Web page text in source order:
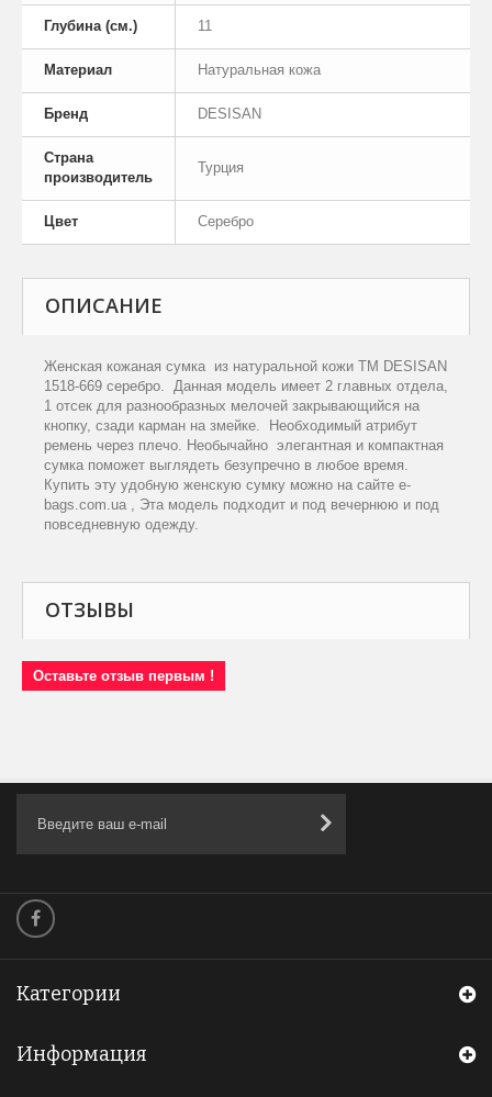
Глубина (см.) 11
Материал Натуральная кожа
Бренд DESISAN
Страна
производитель
Турция
Цвет Серебро
ОПИСАНИЕ
Женская кожаная сумка из натуральной кожи TM DESISAN
1518-669 серебро. Данная модель имеет 2 главных отдела,
1 отсек для разнообразных мелочей закрывающийся на
кнопку, сзади карман на змейке. Необходимый атрибут
ремень через плечо. Необычайно элегантная и компактная
сумка поможет выглядеть безупречно в любое время.
Купить эту удобную женскую сумку можно на сайте e-
bags.com.ua , Эта модель подходит и под вечернюю и под
повседневную одежду.
ОТЗЫВЫ
Оставьте отзыв первым !
Категории
Информация